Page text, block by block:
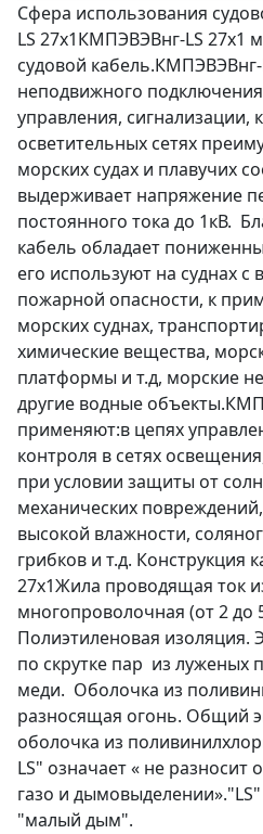
Сфера использования
LS 27х1КМПЭВЭВнг-LS 27х1
судовой
неподвижного
управления, сигнализации,
осветительных сетях
морских судах и плавучих
выдерживает напряжение
постоянного тока до 1кВ.
кабель обладает
его используют на суднах с
пожарной опасности, к
морских суднах,
химические вещества,
платформы и т.д, морские
другие водные
применяют:в цепях
контроля в сетях
при условии защиты от
механических
высокой влажности,
грибков и т.д. Конструкция
27х1Жила проводящая ток
многопроволочная (от 2 до
Полиэтиленовая изоляция.
по скрутке пар из луженых
меди. Оболочка из
разносящая огонь. Общий
оболочка из
LS" означает « не
газо и
"малый дым".